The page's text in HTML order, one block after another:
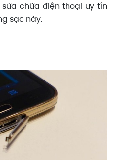
chữa điện thoại uy tín
sạc này.